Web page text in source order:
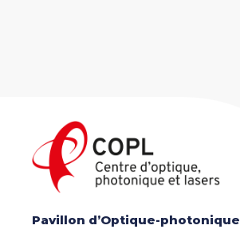
Pavillon d’Optique-photonique